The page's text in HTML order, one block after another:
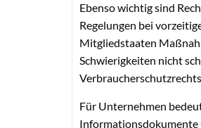
Ebenso wichtig sind
Regelungen bei
Mitgliedstaaten
Schwierigkeiten nicht
Für Unternehmen
Informationsdokumente